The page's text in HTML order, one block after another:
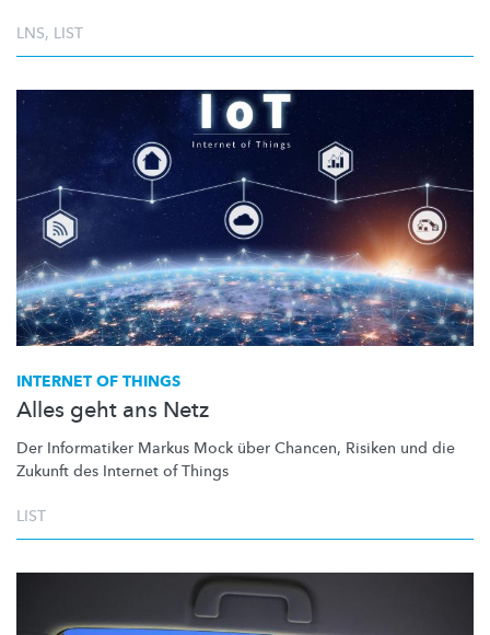
LNS, LIST
INTERNET OF THINGS
Alles geht ans Netz
Der Informatiker Markus Mock über Chancen, Risiken und die
Zukunft des Internet of Things
LIST